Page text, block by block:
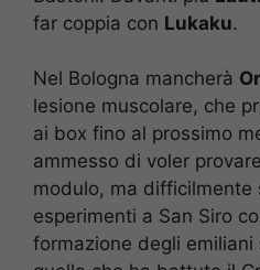
far coppia con Lukaku.
Nel Bologna mancherà
lesione muscolare, che
ai box fino al prossimo
ammesso di voler
modulo, ma difficilmente
esperimenti a San Siro
formazione degli